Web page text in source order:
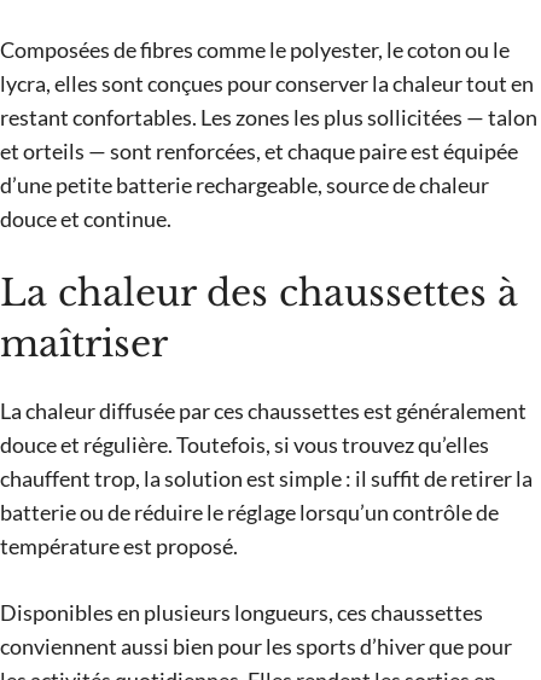
Composées de fibres comme le polyester, le coton ou le
lycra, elles sont conçues pour conserver la chaleur tout en
restant confortables. Les zones les plus sollicitées — talon
et orteils — sont renforcées, et chaque paire est équipée
d’une petite batterie rechargeable, source de chaleur
douce et continue.
La chaleur des chaussettes à
maîtriser
La chaleur diffusée par ces chaussettes est généralement
douce et régulière. Toutefois, si vous trouvez qu’elles
chauffent trop, la solution est simple : il suffit de retirer la
batterie ou de réduire le réglage lorsqu’un contrôle de
température est proposé.
Disponibles en plusieurs longueurs, ces chaussettes
conviennent aussi bien pour les sports d’hiver que pour